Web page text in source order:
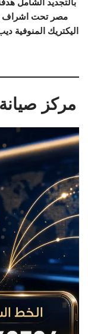
بالتجديد الشامل
مصر تحت اشراف
اليكتريك المنوفية
مركز